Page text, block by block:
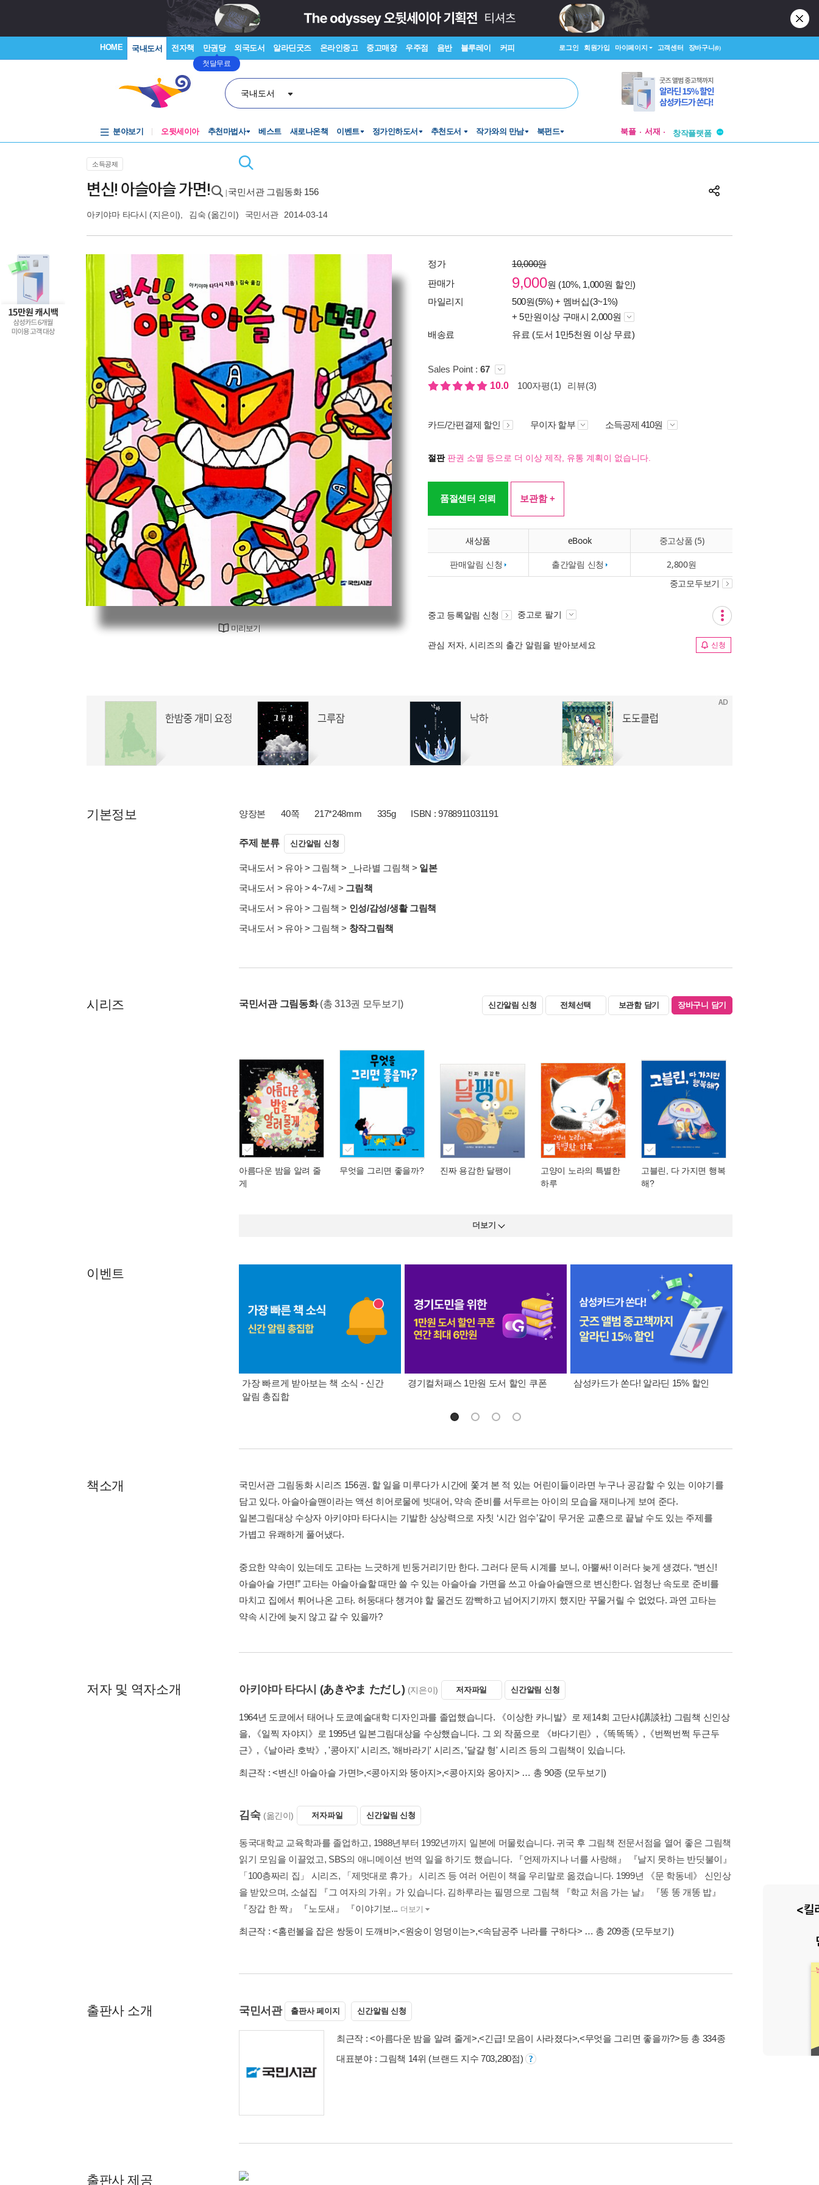
HOME 국내도서 전자책 만권당
첫달무료
외국도서 알라딘굿즈 온라인중고 중고매장 우주점 음반 블루레이 커피 로그인 회원가입 마이페이지 고객센터 장바구니(0)
국내도서
분야보기 오뒷세이아 추천마법사 베스트 새로나온책 이벤트 정가인하도서 추천도서 작가와의 만남 북펀드 북플 서재
창작플랫폼
소득공제
변신! 아슬아슬 가면! 국민서관 그림동화 156
아키야마 타다시 (지은이), 김숙 (옮긴이) 국민서관 2014-03-14
미리보기
정가
10,000원
판매가
9,000원 (10%, 1,000원 할인)
마일리지
500원(5%) + 멤버십(3~1%)
+ 5만원이상 구매시 2,000원
배송료
유료 (도서 1만5천원 이상 무료)
Sales Point : 67
10.0
100자평(1) 리뷰(3)
카드/간편결제 할인 무이자 할부 소득공제 410원
절판판권 소멸 등으로 더 이상 제작, 유통 계획이 없습니다.
품절센터 의뢰 보관함 +
새상품 eBook 중고상품 (5)
판매알림 신청 출간알림 신청 2,800원
중고모두보기
중고 등록알림 신청 중고로 팔기
관심 저자, 시리즈의 출간 알림을 받아보세요 신청
기본정보 양장본 40쪽 217*248mm 335g ISBN : 9788911031191
주제 분류 신간알림 신청
국내도서 > 유아> 그림책 > _나라별 그림책 > 일본
국내도서 > 유아>4~7세 > 그림책
국내도서 > 유아> 그림책 > 인성/감성/생활 그림책
국내도서 > 유아> 그림책 > 창작그림책
시리즈 국민서관 그림동화 (총 313권 모두보기) 신간알림 신청 전체선택 보관함 담기 장바구니 담기
아름다운 밤을 알려 줄
게
무엇을 그리면 좋을까? 진짜 용감한 달팽이
고양이 노라의 특별한
하루
고블린, 다 가지면 행복
해?
더보기
이벤트
가장 빠르게 받아보는 책 소식 - 신간
알림 총집합
경기컬처패스 1만원 도서 할인 쿠폰 삼성카드가 쏜다! 알라딘 15% 할인
책소개
국민서관 그림동화 시리즈 156권. 할 일을 미루다가 시간에 쫓겨 본 적 있는 어린이들이라면 누구나 공감할 수 있는 이야기를
담고 있다. 아슬아슬맨이라는 액션 히어로물에 빗대어, 약속 준비를 서두르는 아이의 모습을 재미나게 보여 준다.
일본그림대상 수상자 아키야마 타다시는 기발한 상상력으로 자칫 ‘시간 엄수’같이 무거운 교훈으로 끝날 수도 있는 주제를
가볍고 유쾌하게 풀어냈다.
중요한 약속이 있는데도 고타는 느긋하게 빈둥거리기만 한다. 그러다 문득 시계를 보니, 아뿔싸! 이러다 늦게 생겼다. “변신!
아슬아슬 가면!” 고타는 아슬아슬할 때만 쓸 수 있는 아슬아슬 가면을 쓰고 아슬아슬맨으로 변신한다. 엄청난 속도로 준비를
마치고 집에서 튀어나온 고타. 허둥대다 챙겨야 할 물건도 깜빡하고 넘어지기까지 했지만 꾸물거릴 수 없었다. 과연 고타는
약속 시간에 늦지 않고 갈 수 있을까?
저자 및 역자소개 아키야마 타다시 (あきやま ただし) (지은이) 저자파일 신간알림 신청
1964년 도쿄에서 태어나 도쿄예술대학 디자인과를 졸업했습니다. 《이상한 카니발》로 제14회 고단샤(講談社) 그림책 신인상
을, 《일찍 자야지》로 1995년 일본그림대상을 수상했습니다. 그 외 작품으로 《바다기린》,《똑똑똑》,《번쩍번쩍 두근두
근》,《날아라 호박》, '콩아지' 시리즈, '해바라기' 시리즈, '달걀 형' 시리즈 등의 그림책이 있습니다.
최근작 :<변신! 아슬아슬 가면!>,<콩아지와 뚱아지>,<콩아지와 옹아지> … 총 90종 (모두보기)
김숙 (옮긴이) 저자파일 신간알림 신청
동국대학교 교육학과를 졸업하고, 1988년부터 1992년까지 일본에 머물렀습니다. 귀국 후 그림책 전문서점을 열어 좋은 그림책
읽기 모임을 이끌었고, SBS의 애니메이션 번역 일을 하기도 했습니다. 『언제까지나 너를 사랑해』 『날지 못하는 반딧불이』
「100층짜리 집」 시리즈, 「제멋대로 휴가」 시리즈 등 여러 어린이 책을 우리말로 옮겼습니다. 1999년 《문 학동네》 신인상
을 받았으며, 소설집 『그 여자의 가위』가 있습니다. 김하루라는 필명으로 그림책 『학교 처음 가는 날』 『똥 똥 개똥 밥』
『장갑 한 짝』 『노도새』 『이야기보... 더보기
최근작 :<홈런볼을 잡은 쌍둥이 도깨비>,<원숭이 엉덩이는>,<속담공주 나라를 구하다> … 총 209종 (모두보기)
출판사 소개 국민서관 출판사 페이지 신간알림 신청
최근작 :<아름다운 밤을 알려 줄게>,<긴급! 모음이 사라졌다>,<무엇을 그리면 좋을까?>등 총 334종
대표분야 : 그림책 14위 (브랜드 지수 703,280점)
출판사 제공